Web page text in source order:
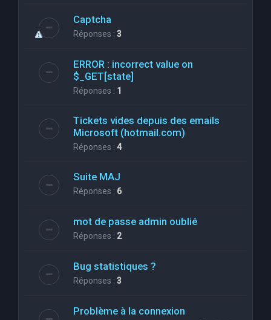
Captcha
Réponses : 3
ERROR : incorrect value on
$_GET[state]
Réponses : 1
Tickets vides depuis des emails
Microsoft (hotmail.com)
Réponses : 4
Suite MAJ
Réponses : 6
mot de passe admin oublié
Réponses : 2
Bug statistiques ?
Réponses : 3
Problème à la connexion